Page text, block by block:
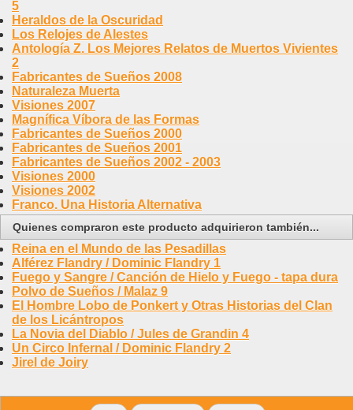
5
Heraldos de la Oscuridad
Los Relojes de Alestes
Antología Z. Los Mejores Relatos de Muertos Vivientes
2
Fabricantes de Sueños 2008
Naturaleza Muerta
Visiones 2007
Magnífica Víbora de las Formas
Fabricantes de Sueños 2000
Fabricantes de Sueños 2001
Fabricantes de Sueños 2002 - 2003
Visiones 2000
Visiones 2002
Franco. Una Historia Alternativa
Quienes compraron este producto adquirieron también...
Reina en el Mundo de las Pesadillas
Alférez Flandry / Dominic Flandry 1
Fuego y Sangre / Canción de Hielo y Fuego - tapa dura
Polvo de Sueños / Malaz 9
El Hombre Lobo de Ponkert y Otras Historias del Clan
de los Licántropos
La Novia del Diablo / Jules de Grandin 4
Un Circo Infernal / Dominic Flandry 2
Jirel de Joiry